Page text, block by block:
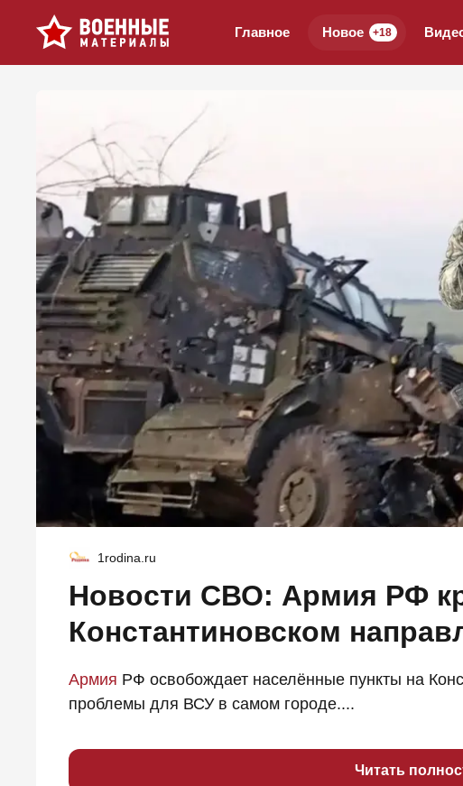
Главное Новое +18
1rodina.ru
Новости СВО: Армия РФ
Константиновском
Армия РФ освобождает населённые пункты на
проблемы для ВСУ в самом городе....
Читать